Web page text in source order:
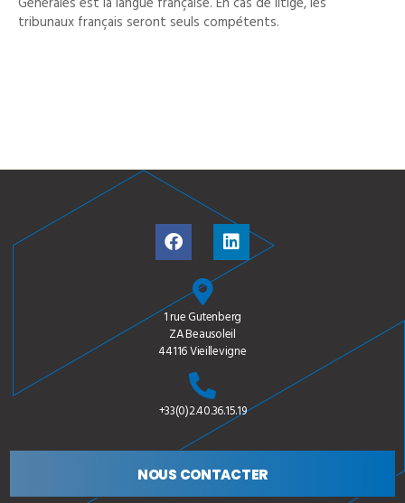
tribunaux français seront seuls compétents.
1 rue Gutenberg
ZA Beausoleil
44116 Vieillevigne
+33(0)2.40.36.15.19
NOUS CONTACTER